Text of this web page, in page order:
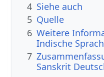
4 Siehe auch
5 Quelle
6 Weitere
Indische
7
Sanskrit